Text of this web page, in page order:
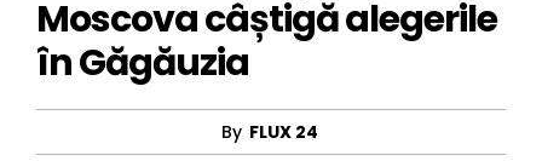
Moscova câștigă alegerile
în Găgăuzia
By FLUX 24